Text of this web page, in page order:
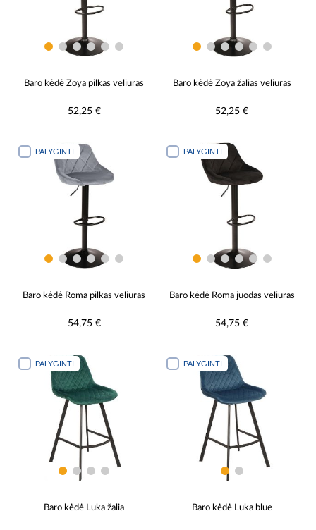
Baro kėdė Zoya pilkas veliūras
52,25 €
Baro kėdė Zoya žalias veliūras
52,25 €
PALYGINTI
Baro kėdė Roma pilkas veliūras
54,75 €
PALYGINTI
Baro kėdė Roma juodas veliūras
54,75 €
PALYGINTI
Baro kėdė Luka žalia
PALYGINTI
Baro kėdė Luka blue